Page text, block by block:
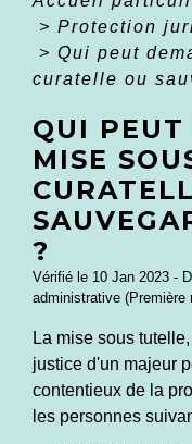
> Protection
> Qui peut
curatelle ou
QUI
MISE
?
Vérifié le 10 Jan 2023 -
administrative (Première
La mise sous
justice d'un majeur
contentieux de la
les personnes